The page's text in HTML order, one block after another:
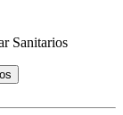
Sanitarios